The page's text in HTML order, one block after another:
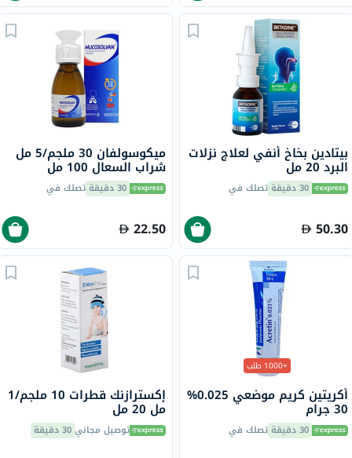
بيتادين بخاخ أنفي لعلاج نزلات
البرد 20 مل
30 دقيقة تصلك في
50.30
ميكوسولفان 30 ملجم/5 مل
شراب السعال 100 مل
30 دقيقة تصلك في
22.50
+1000 طلب
أكريتين كريم موضعي 0.025%
30 جرام
30 دقيقة تصلك في
إكسترازنك قطرات 10 ملجم/1
مل 20 مل
توصيل مجاني30 دقيقة